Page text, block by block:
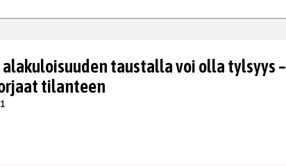
alakuloisuuden taustalla voi olla tylsyys –
tilanteen